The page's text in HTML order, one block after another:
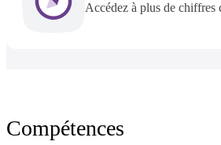
Accédez à plus de chiffres
Compétences